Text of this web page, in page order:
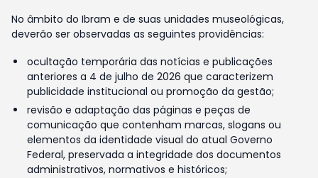
No âmbito do Ibram e de suas unidades museológicas,
deverão ser observadas as seguintes providências:
ocultação temporária das notícias e publicações
anteriores a 4 de julho de 2026 que caracterizem
publicidade institucional ou promoção da gestão;
revisão e adaptação das páginas e peças de
comunicação que contenham marcas, slogans ou
elementos da identidade visual do atual Governo
Federal, preservada a integridade dos documentos
administrativos, normativos e históricos;